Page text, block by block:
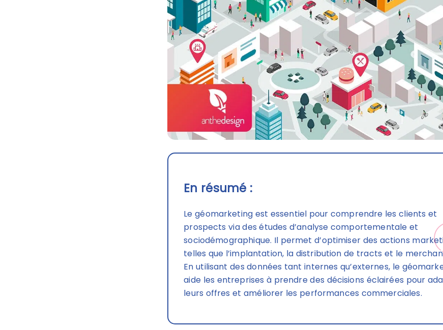
En résumé :
Le géomarketing est essentiel pour comprendre les clients et
prospects via des études d’analyse comportementale et
sociodémographique. Il permet d’optimiser des actions
telles que l’implantation, la distribution de tracts et le
En utilisant des données tant internes qu’externes, le
aide les entreprises à prendre des décisions éclairées pour
leurs offres et améliorer les performances commerciales.